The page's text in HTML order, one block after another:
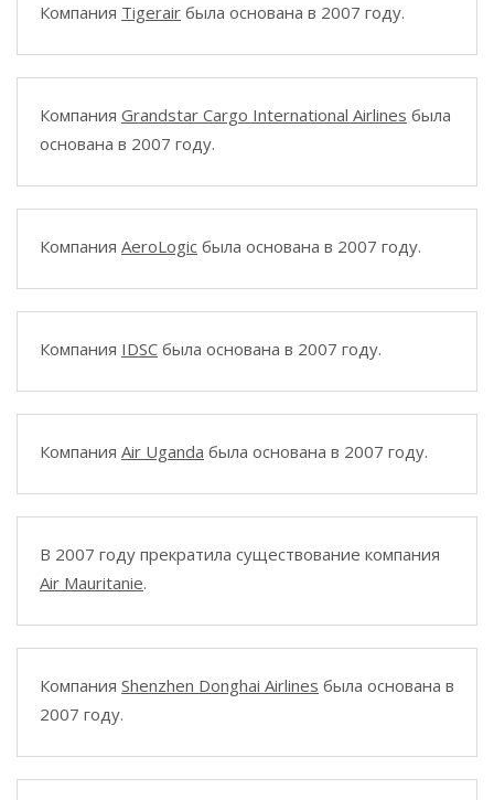
Компания Tigerair была основана в 2007 году.
Компания Grandstar Cargo International Airlines была
основана в 2007 году.
Компания AeroLogic была основана в 2007 году.
Компания IDSC была основана в 2007 году.
Компания Air Uganda была основана в 2007 году.
В 2007 году прекратила существование компания
Air Mauritanie.
Компания Shenzhen Donghai Airlines была основана в
2007 году.